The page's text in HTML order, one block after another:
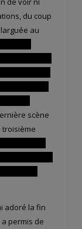
du coup
au
scène
troisième
adoré la fin
permis de